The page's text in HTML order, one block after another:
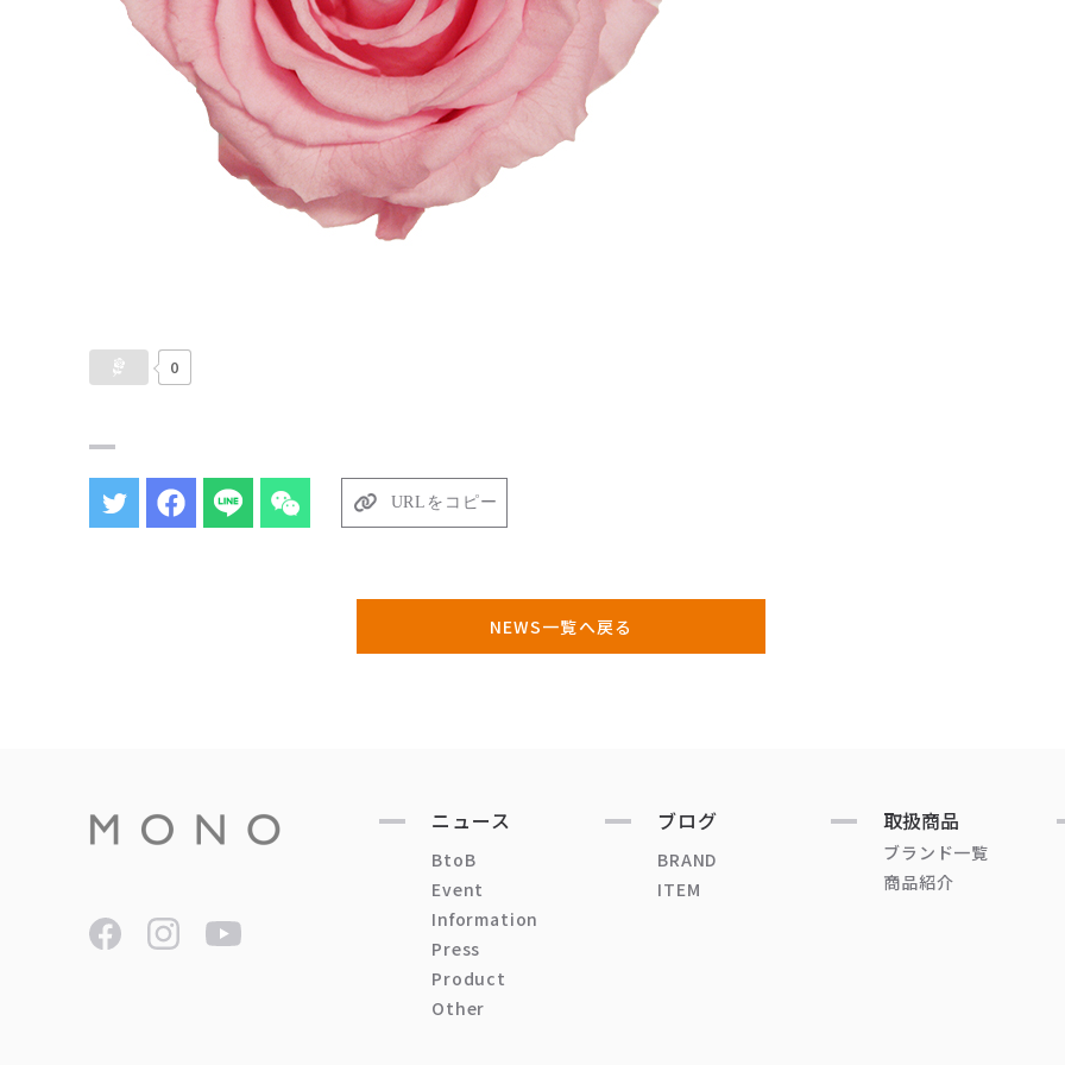
0
URLをコピー
NEWS一覧へ戻る
ニュース
BtoB
Event
Information
Press
Product
Other
ブログ
BRAND
ITEM
取扱商品
ブランド一覧
商品紹介